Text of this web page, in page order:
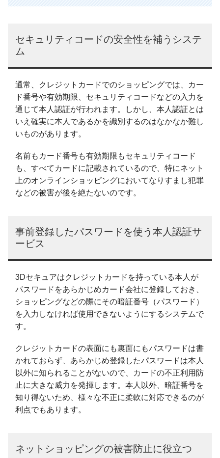
セキュリティコードの安全性を補うシステ
ム
通常、クレジットカードでのショッピングでは、カー
ド番号や有効期限、セキュリティコードなどの入力を
通じて本人認証が行われます。しかし、本人認証とは
いえ確実に本人であるかを識別するのはなかなか難し
いものがあります。
名前もカード番号も有効期限もセキュリティコード
も、すべてカードに記載されているので、特にネット
上のオンラインショッピングにおいてなりすまし犯罪
などの被害が後を絶たないのです。
事前登録したパスワードを使う本人認証サ
ービス
3Dセキュアはクレジットカードを持っている本人が
パスワードをあらかじめカード会社に登録しておき、
ショッピングなどの際にその暗証番号（パスワード）
を入力しなければ使用できないようにするシステムで
す。
クレジットカードの表面にも裏面にもパスワードは書
かれておらず、あらかじめ登録したパスワードは本人
以外に知られることがないので、カードの不正利用防
止に大きな威力を発揮します。本人以外、暗証番号を
知り得ないため、様々な不正に柔軟に対応できるのが
利点でもあります。
ネットショッピングの被害防止に役立つ